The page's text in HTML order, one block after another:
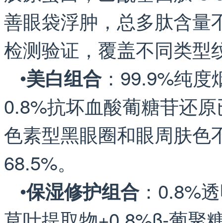
善眼袋浮肿，总多肽含量
检测验证，覆盖不同类型
•美白组合：99.9%纯度
0.8%抗坏血酸葡糖苷还
色素型黑眼圈和眼周肤色
68.5%。
•保湿修护组合：0.8%